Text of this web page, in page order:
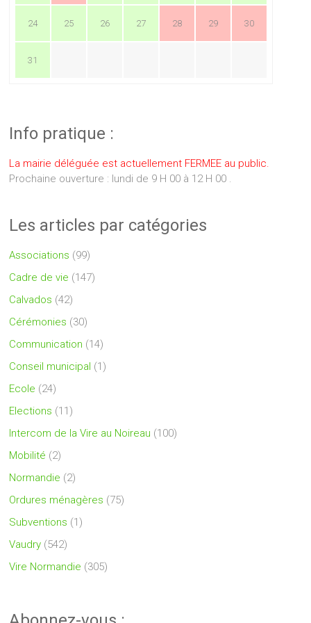
24 25 26 27 28 29 30
31
Info pratique :
La mairie déléguée est actuellement FERMEE au public.
Prochaine ouverture : lundi de 9 H 00 à 12 H 00 .
Les articles par catégories
Associations (99)
Cadre de vie (147)
Calvados (42)
Cérémonies (30)
Communication (14)
Conseil municipal (1)
Ecole (24)
Elections (11)
Intercom de la Vire au Noireau (100)
Mobilité (2)
Normandie (2)
Ordures ménagères (75)
Subventions (1)
Vaudry (542)
Vire Normandie (305)